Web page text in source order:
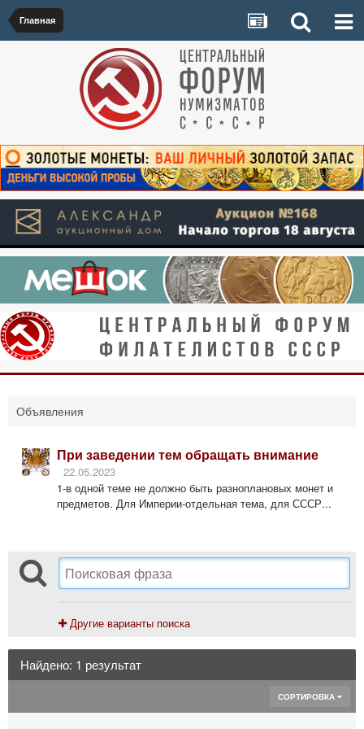
Главная
Объявления
При заведении тем обращать внимание
22.05.2023
1-в одной теме не должно быть разноплановых монет и
предметов. Для Империи-отдельная тема, для СССР...
Другие варианты поиска
Найдено: 1 результат
СОРТИРОВКА